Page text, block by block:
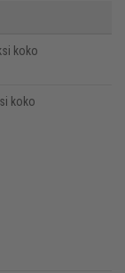
koko
koko